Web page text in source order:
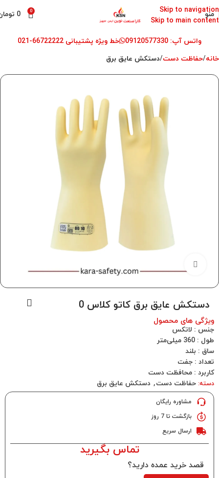
Skip to navigation
Skip to main content
منو 0
0
واتس آپ: 09120577330
خط ویژه پشتیبانی 66722222-021
خانه حفاظت دست دستکش عایق برق
دستکش عایق برق کاتو کلاس 0
ویژگی های محصول
جنس : لاتکس
طول : 360 میلی‌متر
ساق : بلند
تعداد : جفت
کاربرد : محافظت دست
دسته: حفاظت دست, دستکش عایق برق
مشاوره رایگان
بازگشت تا 7 روز
ارسال سریع
تماس بگیرید
قصد خرید عمده دارید؟